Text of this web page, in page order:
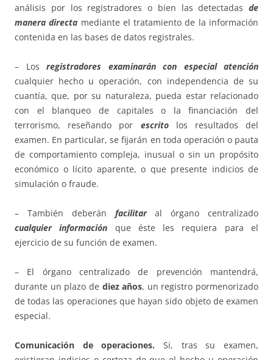
análisis por los registradores o bien las detectadas de
manera directa mediante el tratamiento de la información
contenida en las bases de datos registrales.
– Los registradores examinarán con especial atención
cualquier hecho u operación, con independencia de su
cuantía, que, por su naturaleza, pueda estar relacionado
con el blanqueo de capitales o la financiación del
terrorismo, reseñando por escritolos resultados del
examen. En particular, se fijarán en toda operación o pauta
de comportamiento compleja, inusual o sin un propósito
económico o lícito aparente, o que presente indicios de
simulación o fraude.
– También deberán facilitaral órgano centralizado
cualquier información que éste les requiera para el
ejercicio de su función de examen.
– El órgano centralizado de prevención mantendrá,
durante un plazo de diez años, un registro pormenorizado
de todas las operaciones que hayan sido objeto de examen
especial.
Comunicación de operaciones. Si, tras su examen,